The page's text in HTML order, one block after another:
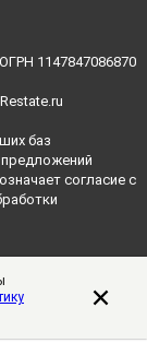
1147847086870
баз
согласие с